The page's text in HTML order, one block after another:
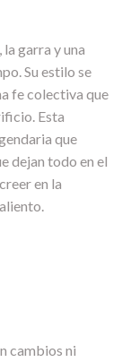
garra y una
Su estilo se
fe colectiva que
Esta
que
dejan todo en el
en la
cambios ni